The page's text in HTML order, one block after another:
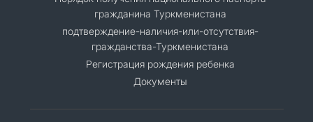
гражданина Туркменистана
подтверждение-наличия-или-отсутствия-
гражданства-Туркменистана
Регистрация рождения ребенка
Документы